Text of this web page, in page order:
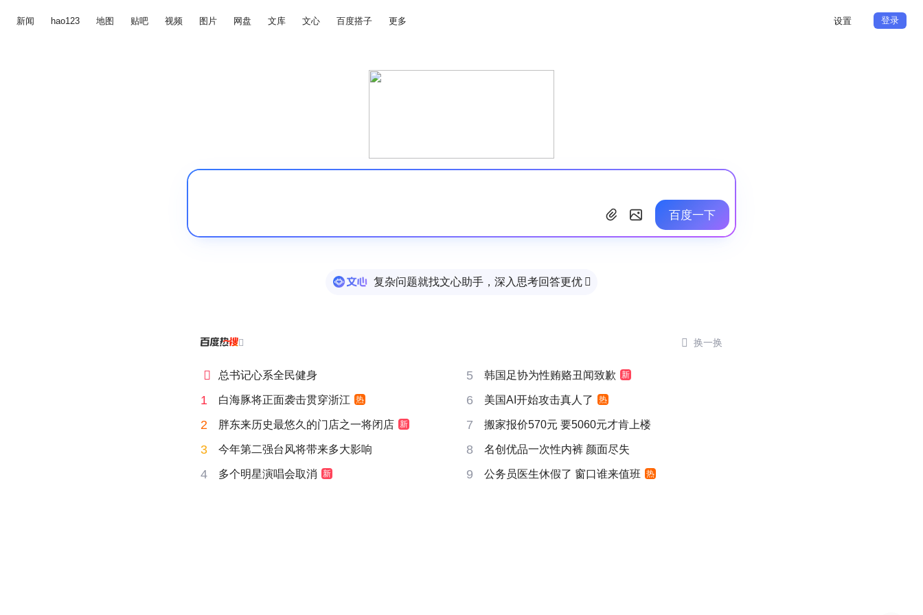
新闻 hao123 地图 贴吧 视频 图片 网盘 文库 文心 百度搭子 更多 设置 登录
百度一下
复杂问题就找文心助手，深入思考回答更优 
  换一换
 总书记心系全民健身 5 韩国足协为性贿赂丑闻致歉 新
1 白海豚将正面袭击贯穿浙江 热 6 美国AI开始攻击真人了 热
2 胖东来历史最悠久的门店之一将闭店 新 7 搬家报价570元 要5060元才肯上楼
3 今年第二强台风将带来多大影响 8 名创优品一次性内裤 颜面尽失
4 多个明星演唱会取消 新 9 公务员医生休假了 窗口谁来值班 热